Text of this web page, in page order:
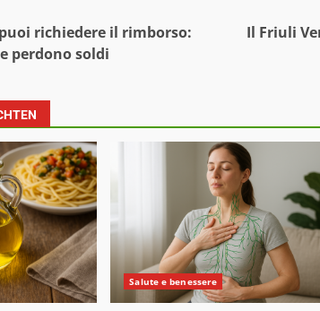
richiedere il rimborso:
perdono soldi
Il Friuli
Salute e benessere